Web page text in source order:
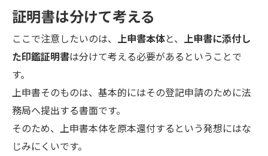
証明書は分けて考える
ここで注意したいのは、 上申書本体と、 上申書に添付し
た印鑑証明書は分けて考える必要があるということで
す。
上申書そのものは、基本的にはその登記申請のために法
務局へ提出する書面です。
そのため、上申書本体を原本還付するという発想にはな
じみにくいです。